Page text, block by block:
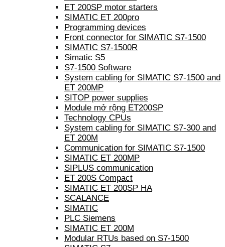
ET 200SP motor starters
SIMATIC ET 200pro
Programming devices
Front connector for SIMATIC S7-1500
SIMATIC S7-1500R
Simatic S5
S7-1500 Software
System cabling for SIMATIC S7-1500 and
ET 200MP
SITOP power supplies
Module mở rộng ET200SP
Technology CPUs
System cabling for SIMATIC S7-300 and
ET 200M
Communication for SIMATIC S7-1500
SIMATIC ET 200MP
SIPLUS communication
ET 200S Compact
SIMATIC ET 200SP HA
SCALANCE
SIMATIC
PLC Siemens
SIMATIC ET 200M
Modular RTUs based on S7-1500